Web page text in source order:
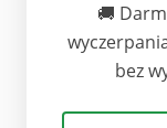
🚚
bez